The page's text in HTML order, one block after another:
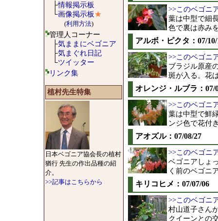
├情報掲示板
└画像掲示板★
(利用方法)
管理人コーナー
├気ままにベゴニア
├気まぐれ日記
└ツイッター
リンク集
植村先生特集
日本ベゴニア協会長の植村
猶行 先生の作出品種の紹
介。
>>記事はこちらから
>>このベゴニ
葉は中型で細
色で裏は赤み
アルボ・ピクタ：07/10/
>>このベゴニ
ブラジル原産
斑が入る。花
オレンジ・ルブラ：07/
>>このベゴニ
葉は中型で鮮
ンジ色で花付
アオズル：07/08/27
>>このベゴニ
ベゴニアしょ
く前のベゴニ
キリコヒメ：07/07/06
>>このベゴニ
村山道子さん
クイーンとの